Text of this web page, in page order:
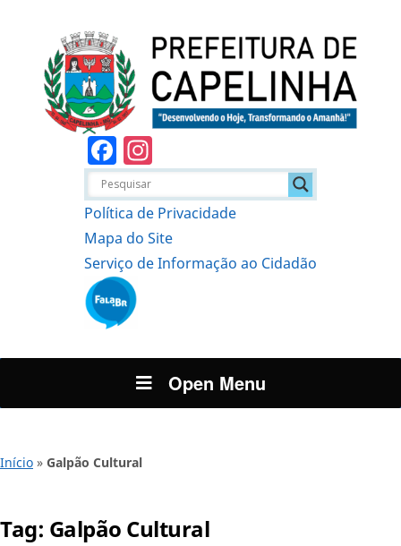
Facebook
Política de Privacidade
Mapa do Site
Serviço de Informação ao Cidadão
Open Menu
Início » Galpão Cultural
Tag: Galpão Cultural